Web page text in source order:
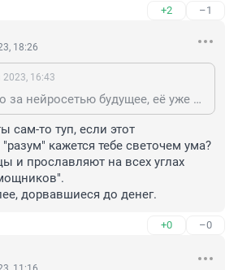
+2 –1
18:26
2023, 16:43
Ага, вот только за нейросетью будущее, её уже многие в работе используют, в том числе и я. "Эта ваша "нейросеть" - очередной тупизм для умственно отсталых, как она сама." - так про все революционные изобретения говорили по типу интернета, в котором вы свои комменты пишете))
сам-то туп, если этот
кажется тебе светочем ума?
и прославляют на всех углах
дорвавшиеся до денег.
+0 –0